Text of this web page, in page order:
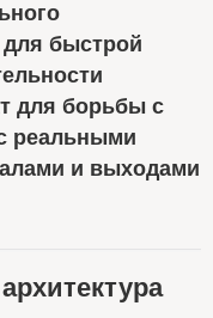
для быстрой
для борьбы с
реальными
и выходами